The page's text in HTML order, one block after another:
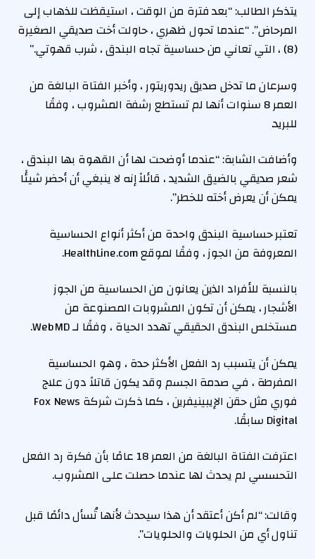
يتذكر الطالب: “بعد فترة من الوقت ، استيقظت للذهاب إلى
المرحاض”. “عندما تحول ظهري ، حاولت أخت صديقي الصغيرة
(8) ، التي تعاني من حساسية تجاه البندق ، شرب قهوتي.”
وسرعان ما تدخل صديق ريدوريتور ، وأخبر الفتاة البالغة من
العمر 8 سنوات أنها لم تستطع رشفة المشروب ، وفقًا
للبريد.
وأضافت الشابة: “عندما أوضحت لها أن القهوة بها البندق ،
شعر صديقي بالضيق الشديد ، قائلاً إنه لا ينبغي أن أحضر شيئًا
يمكن أن يعرض أخته للخطر”.
تعتبر حساسية البندق واحدة من أكثر أنواع الحساسية
المعروفة من الجوز ، وفقًا لموقع HealthLine.com.
بالنسبة للأفراد الذين يعانون من الحساسية من الجوز
الأشجار ، يمكن أن تكون المشروبات المصنوعة من
مستخلص البندق الحقيقي تهدد الحياة ، وفقًا لـ WebMD.
يمكن أن يتسبب رد الفعل الأكثر حدة ، وهو الحساسية
المفرطة ، في صدمة الجسم وقد يكون قاتلاً دون علاج
فوري مثل حقن الإيبينيفرين ، كما ذكرت شركة Fox News
Digital سابقًا.
اعترفت الفتاة البالغة من العمر 18 عامًا بأن فكرة رد الفعل
التحسسي لم يحدث لها عندما حصلت على المشروب.
وقالت: “لم أكن أعتقد أن هذا سيحدث لأنها تُسأل دائمًا قبل
تناول أي من الحلويات والحلويات”.